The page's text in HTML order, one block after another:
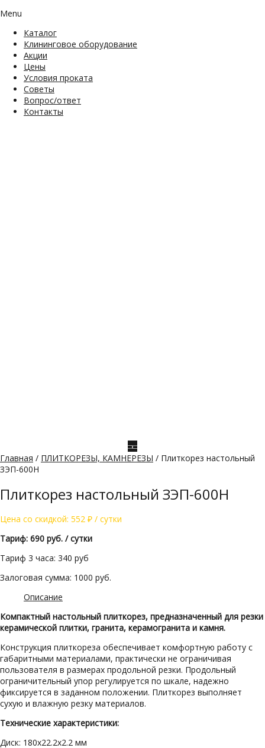
Menu
Каталог
Клининговое оборудование
Акции
Цены
Условия проката
Советы
Вопрос/ответ
Контакты
Главная / ПЛИТКОРЕЗЫ, КАМНЕРЕЗЫ / Плиткорез настольный
ЗЭП-600Н
Плиткорез настольный ЗЭП-600Н
Цена со скидкой: 552 ₽ / сутки
Тариф: 690 руб. / сутки
Тариф 3 часа: 340 руб
Залоговая сумма: 1000 руб.
Описание
Компактный настольный плиткорез, предназначенный для резки
керамической плитки, гранита, керамогранита и камня.
Конструкция плиткореза обеспечивает комфортную работу с
габаритными материалами, практически не ограничивая
пользователя в размерах продольной резки. Продольный
ограничительный упор регулируется по шкале, надежно
фиксируется в заданном положении. Плиткорез выполняет
сухую и влажную резку материалов.
Технические характеристики:
Диск: 180х22.2х2.2 мм